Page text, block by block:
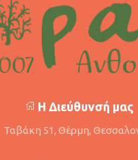
Η Διεύθυνσή μας
Ταβάκη 51, Θέρμη,